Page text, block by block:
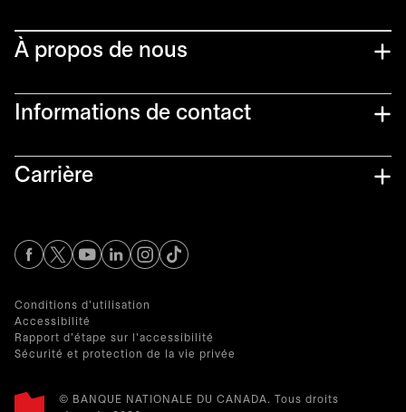
À propos de nous
Informations de contact​
Carrière
s’ouvre dans un nouvel onglet
s’ouvre dans un nouvel onglet
s’ouvre dans un nouvel onglet
s’ouvre dans un nouvel onglet
s’ouvre dans un nouvel onglet
Conditions d'utilisation
Accessibilité
Rapport d'étape sur l'accessibilité
Sécurité et protection de la vie privée
© BANQUE NATIONALE DU CANADA. Tous droits